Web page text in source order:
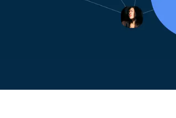
Pročitajte više